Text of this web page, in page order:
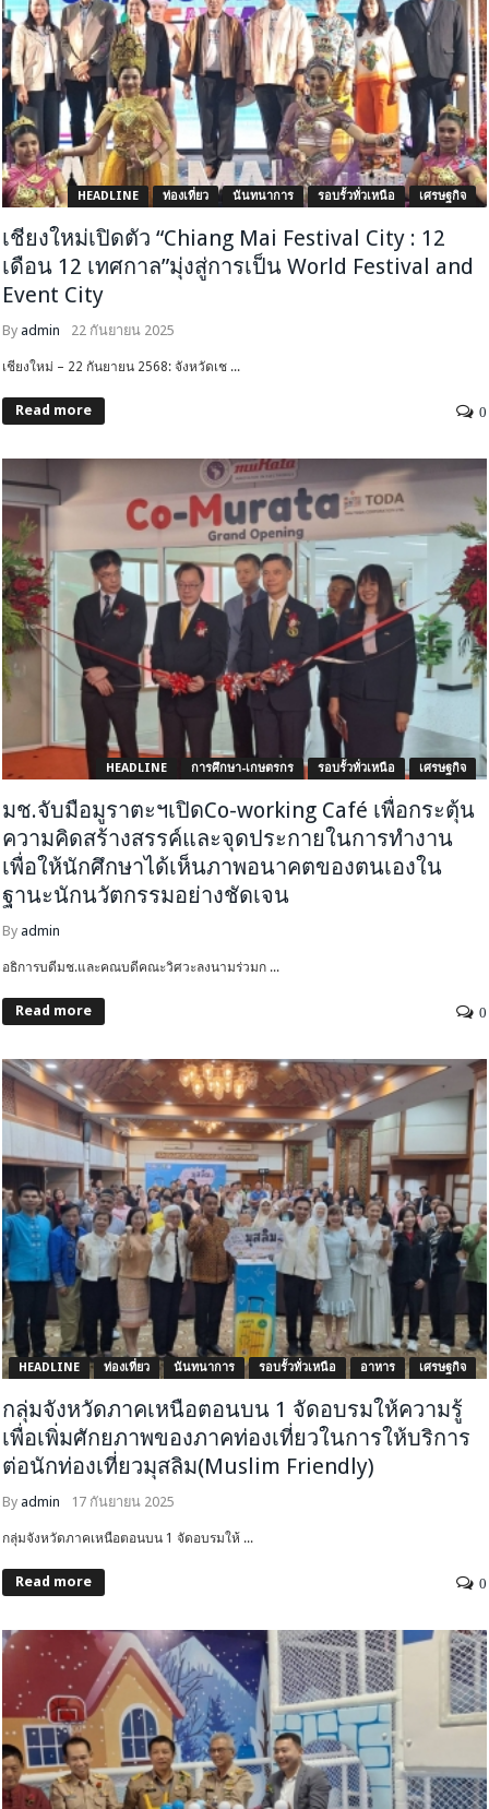
HEADLINE ท่องเที่ยว นันทนาการ รอบรั้วทั่วเหนือ เศรษฐกิจ
เชียงใหม่เปิดตัว “Chiang Mai Festival City : 12
เดือน 12 เทศกาล”มุ่งสู่การเป็น World Festival and
Event City
By admin 22 กันยายน 2025
เชียงใหม่ – 22 กันยายน 2568: จังหวัดเช ...
Read more 0
HEADLINE การศึกษา-เกษตรกร รอบรั้วทั่วเหนือ เศรษฐกิจ
มช.จับมือมูราตะฯเปิดCo-working Café เพื่อกระตุ้น
ความคิดสร้างสรรค์และจุดประกายในการทำงาน
เพื่อให้นักศึกษาได้เห็นภาพอนาคตของตนเองใน
ฐานะนักนวัตกรรมอย่างชัดเจน
By admin
อธิการบดีมช.และคณบดีคณะวิศวะลงนามร่วมก ...
Read more 0
HEADLINE ท่องเที่ยว นันทนาการ รอบรั้วทั่วเหนือ อาหาร เศรษฐกิจ
กลุ่มจังหวัดภาคเหนือตอนบน 1 จัดอบรมให้ความรู้
เพื่อเพิ่มศักยภาพของภาคท่องเที่ยวในการให้บริการ
ต่อนักท่องเที่ยวมุสลิม(Muslim Friendly)
By admin 17 กันยายน 2025
กลุ่มจังหวัดภาคเหนือตอนบน 1 จัดอบรมให้ ...
Read more 0